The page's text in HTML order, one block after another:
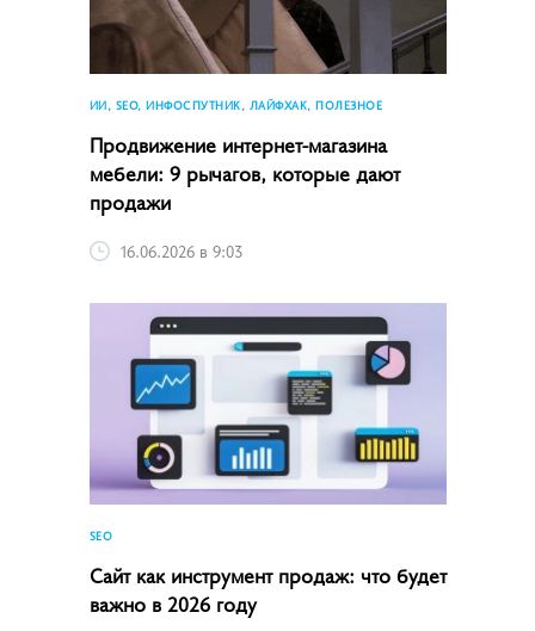
ИИ, SEO, ИНФОСПУТНИК, ЛАЙФХАК, ПОЛЕЗНОЕ
Продвижение интернет-магазина
мебели: 9 рычагов, которые дают
продажи
16.06.2026 в 9:03
SEO
Сайт как инструмент продаж: что будет
важно в 2026 году